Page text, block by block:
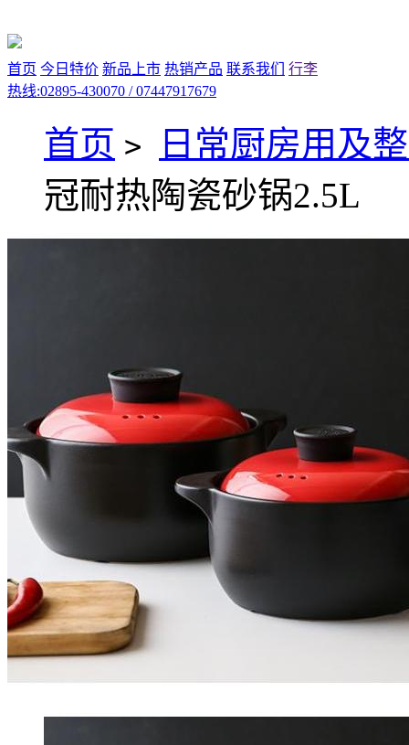
首页 今日特价 新品上市 热销产品 联系我们
行李
热线:02895-430070 / 07447917679
首页 >
日常厨房用及
冠耐热陶瓷砂锅2.5L